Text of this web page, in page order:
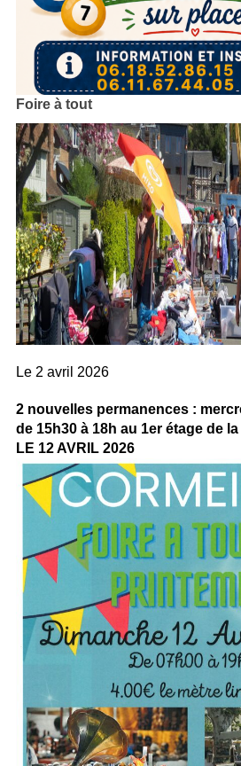
Foire à tout
Le 2 avril 2026
2 nouvelles permanences :
de 15h30 à 18h au 1er étage de la
LE 12 AVRIL 2026